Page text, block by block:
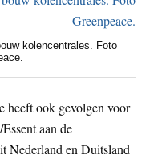
kolencentrales. Foto
heeft ook gevolgen voor
aan de
Nederland en Duitsland